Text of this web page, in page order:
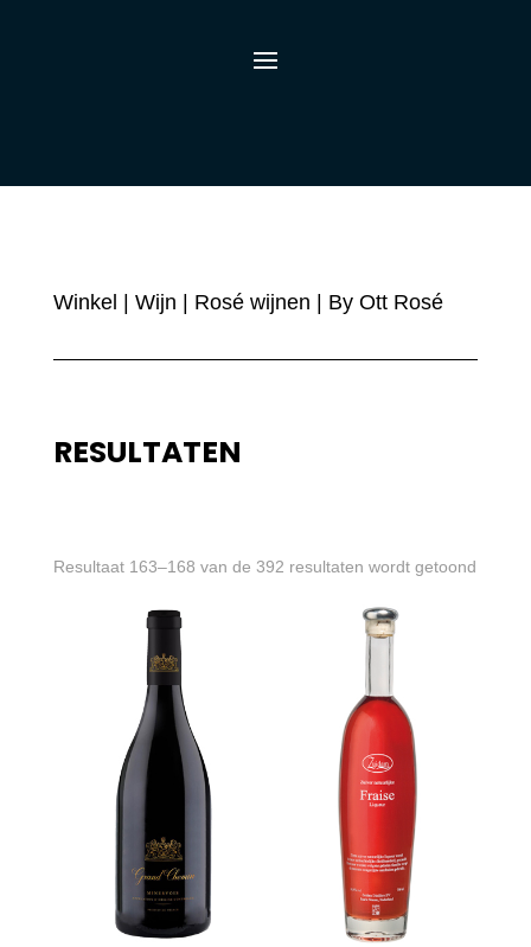
Winkel Wijn Rosé wijnen | By Ott Rosé
RESULTATEN
Resultaat 163–168 van de 392 resultaten wordt getoond